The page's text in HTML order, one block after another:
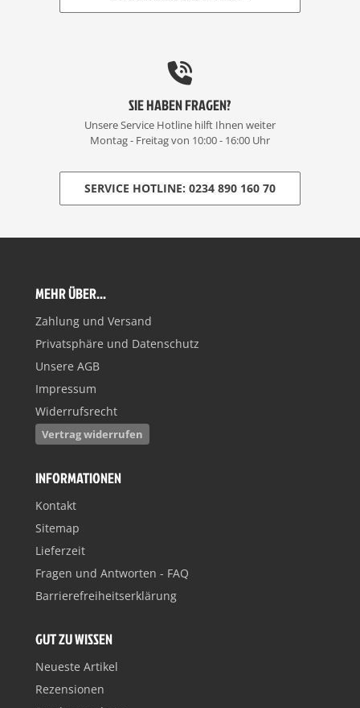
SIE HABEN FRAGEN?
Unsere Service Hotline hilft Ihnen weiter
Montag - Freitag von 10:00 - 16:00 Uhr
SERVICE HOTLINE: 0234 890 160 70
MEHR ÜBER...
Zahlung und Versand
Privatsphäre und Datenschutz
Unsere AGB
Impressum
Widerrufsrecht
Vertrag widerrufen
INFORMATIONEN
Kontakt
Sitemap
Lieferzeit
Fragen und Antworten - FAQ
Barrierefreiheitserklärung
GUT ZU WISSEN
Neueste Artikel
Rezensionen